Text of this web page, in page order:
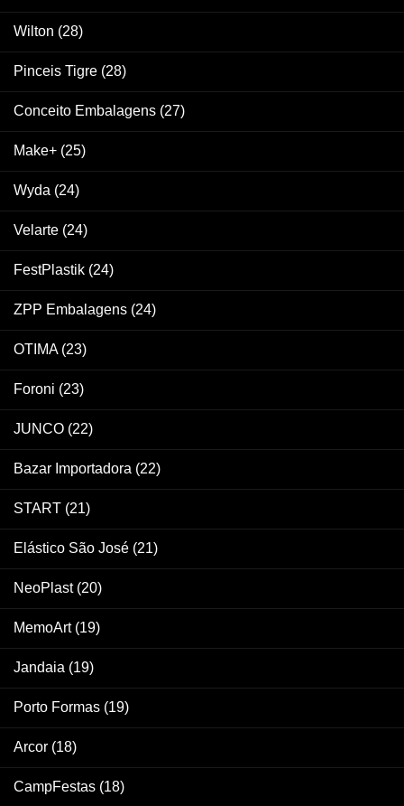
Wilton (28)
Pinceis Tigre (28)
Conceito Embalagens (27)
Make+ (25)
Wyda (24)
Velarte (24)
FestPlastik (24)
ZPP Embalagens (24)
OTIMA (23)
Foroni (23)
JUNCO (22)
Bazar Importadora (22)
START (21)
Elástico São José (21)
NeoPlast (20)
MemoArt (19)
Jandaia (19)
Porto Formas (19)
Arcor (18)
CampFestas (18)